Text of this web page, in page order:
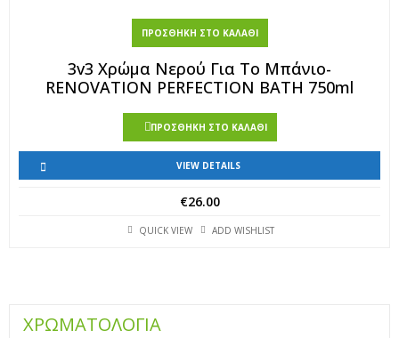
ΠΡΟΣΘΉΚΗ ΣΤΟ ΚΑΛΆΘΙ
3v3 Χρώμα Νερού Για Το Μπάνιο-
RENOVATION PERFECTION BATH 750ml
ΠΡΟΣΘΉΚΗ ΣΤΟ ΚΑΛΆΘΙ
VIEW DETAILS
€26.00
QUICK VIEW ADD WISHLIST
ΧΡΩΜΑΤΟΛΟΓΙΑ